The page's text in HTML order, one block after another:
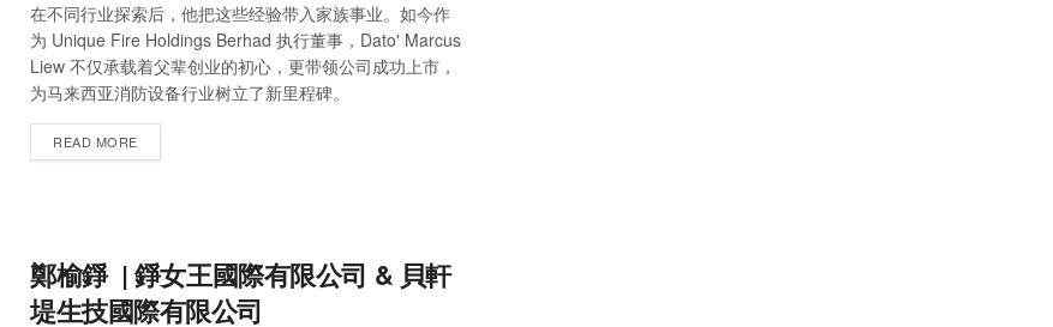
在不同行业探索后，他把这些经验带入家族事业。如今作
为 Unique Fire Holdings Berhad 执行董事，Dato' Marcus
Liew 不仅承载着父辈创业的初心，更带领公司成功上市，
为马来西亚消防设备行业树立了新里程碑。
READ MORE
鄭榆錚 | 錚女王國際有限公司 & 貝軒
堤生技國際有限公司